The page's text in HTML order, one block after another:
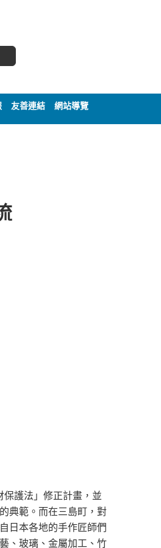
友善連結 網站導覽
保護法」修正計畫，並
典範。而在三島町，對
日本各地的手作匠師們
、玻璃、金屬加工、竹